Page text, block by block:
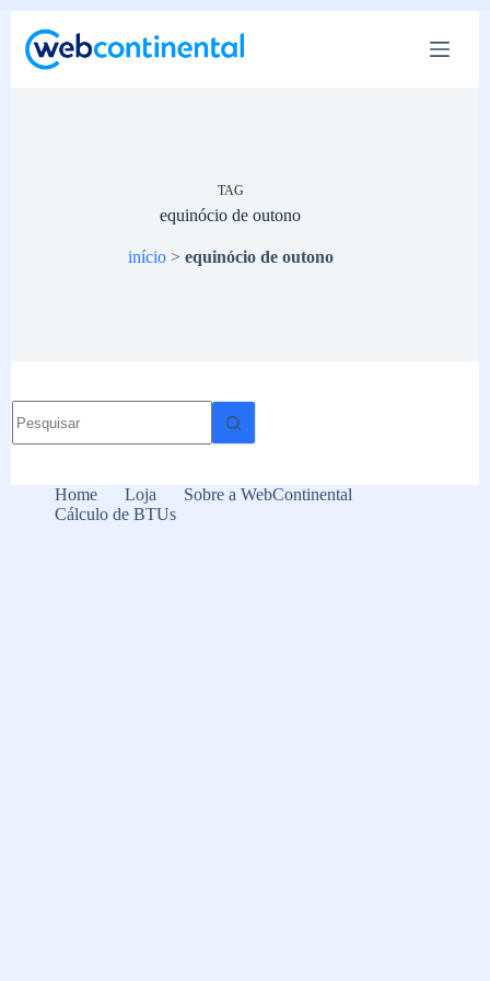
para
TAG
equinócio de outono
início> equinócio de outono
resultados
Home Loja
Sobre a WebContinental
Cálculo de BTUs